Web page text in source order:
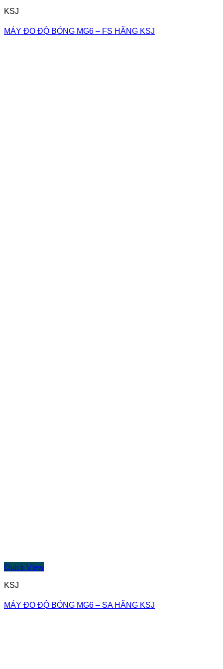
KSJ
MÁY ĐO ĐỘ BÓNG MG6 – FS HÃNG KSJ
Quick View
KSJ
MÁY ĐO ĐỘ BÓNG MG6 – SA HÃNG KSJ